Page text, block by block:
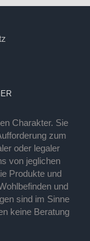
Charakter. Sie
zum
oder legaler
von jeglichen
Produkte und
und
sind im Sinne
keine Beratung